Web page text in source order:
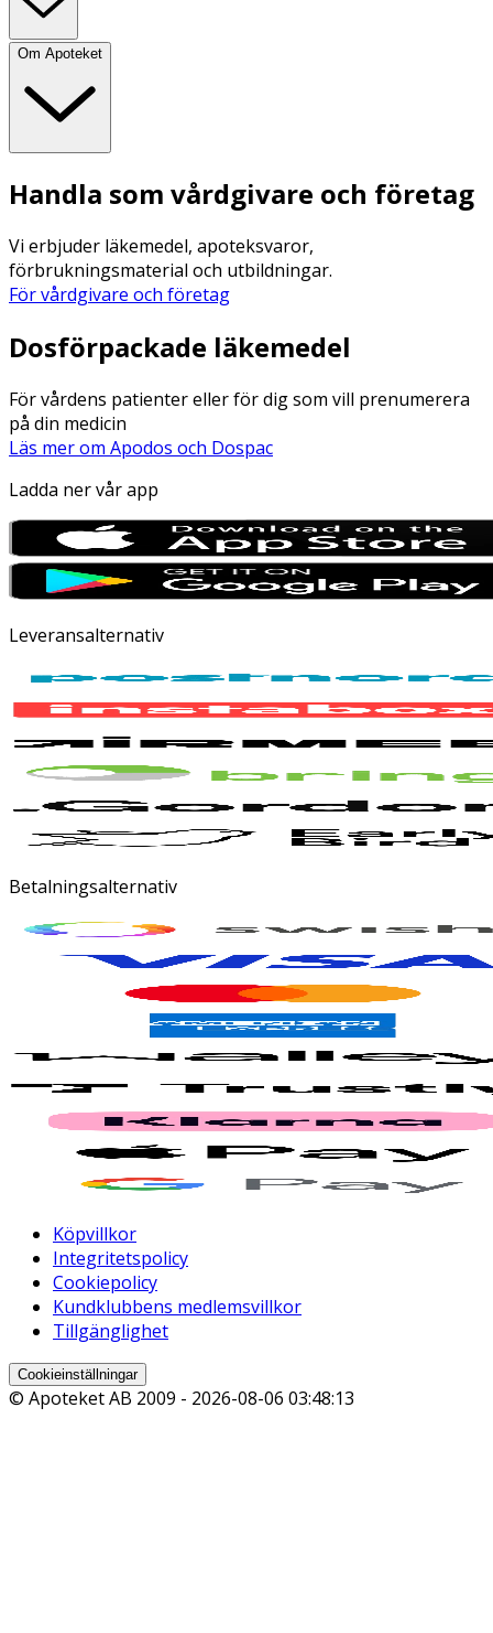
Om Apoteket
Handla som vårdgivare och företag
Vi erbjuder läkemedel, apoteksvaror,
förbrukningsmaterial och utbildningar.
För vårdgivare och företag
Dosförpackade läkemedel
För vårdens patienter eller för dig som vill prenumerera
på din medicin
Läs mer om Apodos och Dospac
Ladda ner vår app
Leveransalternativ
Betalningsalternativ
Köpvillkor
Integritetspolicy
Cookiepolicy
Kundklubbens medlemsvillkor
Tillgänglighet
Cookieinställningar
© Apoteket AB 2009 - 2026-08-06 03:48:13